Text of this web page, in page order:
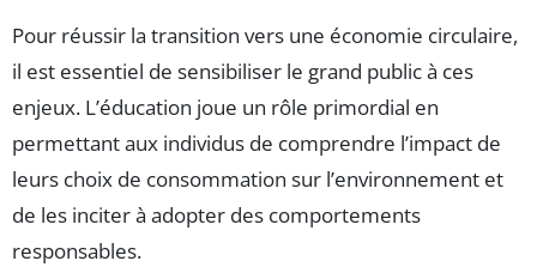
Pour réussir la transition vers une économie circulaire,
il est essentiel de sensibiliser le grand public à ces
enjeux. L’éducation joue un rôle primordial en
permettant aux individus de comprendre l’impact de
leurs choix de consommation sur l’environnement et
de les inciter à adopter des comportements
responsables.